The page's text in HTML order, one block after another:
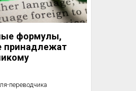
ни в каких
[...]
Зоо...формулы,
принадлежат
переводчика